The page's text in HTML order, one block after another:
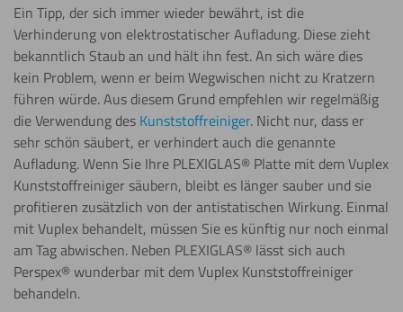
Ein Tipp, der sich immer wieder bewährt, ist die
Verhinderung von elektrostatischer Aufladung. Diese zieht
bekanntlich Staub an und hält ihn fest. An sich wäre dies
kein Problem, wenn er beim Wegwischen nicht zu Kratzern
führen würde. Aus diesem Grund empfehlen wir regelmäßig
die Verwendung des Kunststoffreiniger. Nicht nur, dass er
sehr schön säubert, er verhindert auch die genannte
Aufladung. Wenn Sie Ihre PLEXIGLAS®️ Platte mit dem Vuplex
Kunststoffreiniger säubern, bleibt es länger sauber und sie
profitieren zusätzlich von der antistatischen Wirkung. Einmal
mit Vuplex behandelt, müssen Sie es künftig nur noch einmal
am Tag abwischen. Neben PLEXIGLAS®️ lässt sich auch
Perspex® wunderbar mit dem Vuplex Kunststoffreiniger
behandeln.